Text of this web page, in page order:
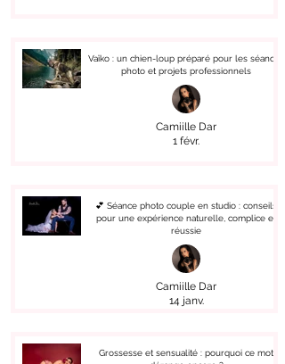
Vaïko : un chien-loup préparé pour les séances
photo et projets professionnels
Camiille Dar
1 févr.
💕 Séance photo couple en studio : conseils
pour une expérience naturelle, complice et
réussie
Camiille Dar
14 janv.
Grossesse et sensualité : pourquoi ce mot